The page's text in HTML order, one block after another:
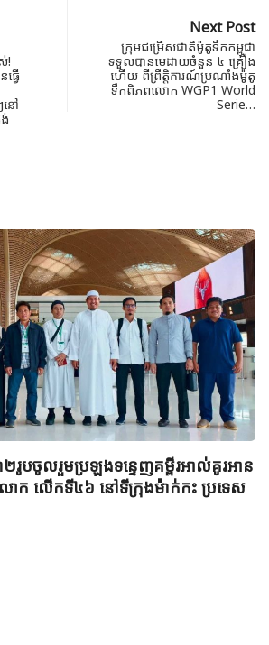
!
វើ
នៅ
Next Post
ក្រុមជម្រើសជាតិម៉ូតូទឹកកម្ពុជា
ទទួលបានមេដាយចំនួន ៤ គ្រឿង
ហើយ ពីព្រឹត្តិការណ៍ប្រណាំងម៉ូតូ
ទឹកពិភពលោក WGP1 World
Serie…
បចូលរួមប្រឡងទន្ទេញគម្ពីរអាល់គូរអាន
ក លើកទី៤៦ នៅទីក្រុងម៉ាក់កះ ប្រទេស